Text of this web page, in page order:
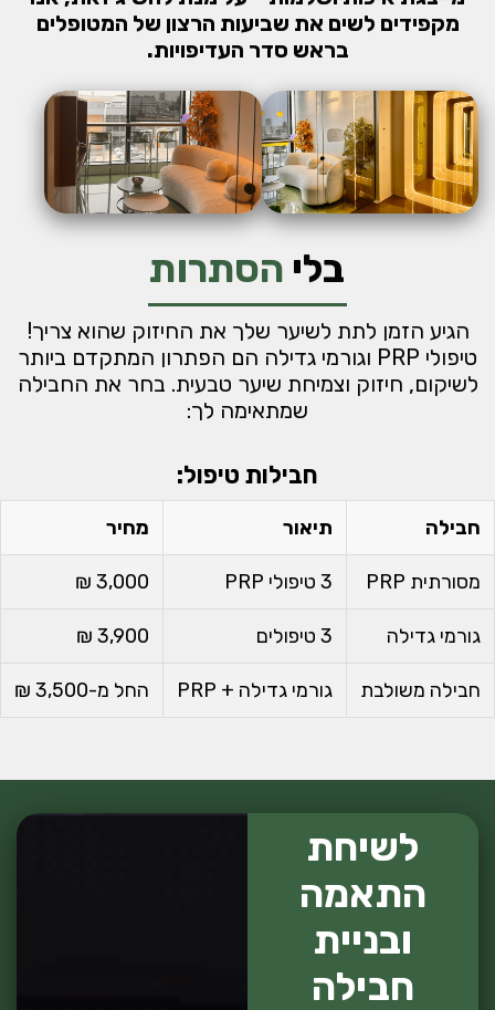
מקפידים לשים את שביעות הרצון של המטופלים
בראש סדר העדיפויות.
בלי הסתרות
הגיע הזמן לתת לשיער שלך את החיזוק שהוא צריך!
טיפולי PRP וגורמי גדילה הם הפתרון המתקדם ביותר
לשיקום, חיזוק וצמיחת שיער טבעית. בחר את החבילה
שמתאימה לך:
חבילות טיפול:
חבילה תיאור מחיר
מסורתית PRP 3 טיפולי PRP 3,000 ₪
גורמי גדילה 3 טיפולים 3,900 ₪
חבילה משולבת גורמי גדילה + PRP החל מ-3,500 ₪
לשיחת
התאמה
ובניית
חבילה